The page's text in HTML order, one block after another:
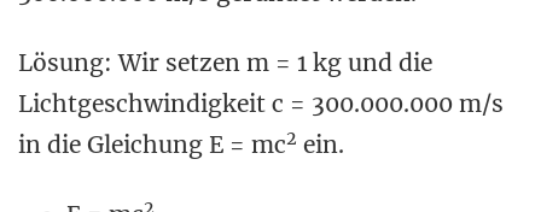
Lösung: Wir setzen m = 1 kg und die
Lichtgeschwindigkeit c = 300.000.000 m/s
in die Gleichung E = mc2 ein.